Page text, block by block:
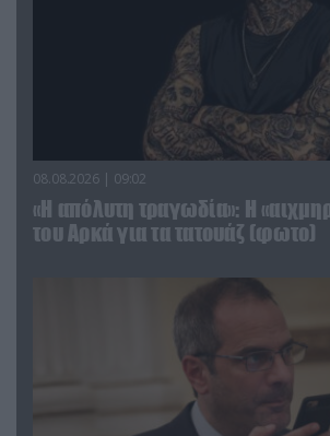
08.08.2026 | 09:02
«Η απόλυτη τραγωδία»: Η
του Αρκά για τα τατουάζ (φωτο)